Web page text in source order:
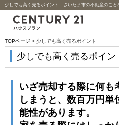
少しでも高く売るポイント｜さいたま市の不動産のこ
TOPページ > 少しでも高く売るポイント